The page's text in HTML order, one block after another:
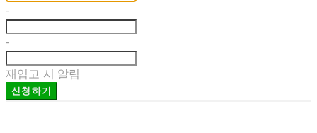
-
-
재입고 시 알림
신청하기